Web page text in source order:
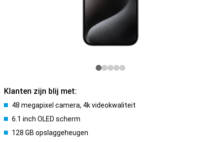
Klanten zijn blij met:
48 megapixel camera, 4k videokwaliteit
6.1 inch OLED scherm
128 GB opslaggeheugen